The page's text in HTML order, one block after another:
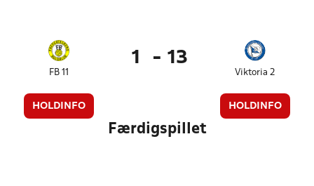
FB 11
HOLDINFO
1 - 13
Viktoria 2
HOLDINFO
Færdigspillet